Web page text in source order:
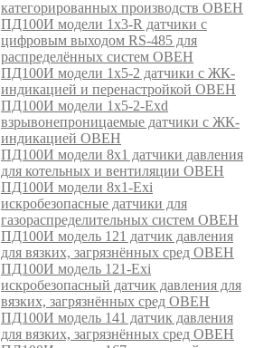
категорированных производств ОВЕН
ПД100И модели 1х3-R датчики с
цифровым выходом RS-485 для
распределённых систем ОВЕН
ПД100И модели 1х5-2 датчики с ЖК-
индикацией и перенастройкой ОВЕН
ПД100И модели 1х5-2-Exd
взрывонепроницаемые датчики с ЖК-
индикацией ОВЕН
ПД100И модели 8х1 датчики давления
для котельных и вентиляции ОВЕН
ПД100И модели 8х1-Exi
искробезопасные датчики для
газораспределительных систем ОВЕН
ПД100И модель 121 датчик давления
для вязких, загрязнённых сред ОВЕН
ПД100И модель 121-Exi
искробезопасный датчик давления для
вязких, загрязнённых сред ОВЕН
ПД100И модель 141 датчик давления
для вязких, загрязнённых сред ОВЕН